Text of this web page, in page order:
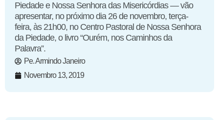
Piedade e Nossa Senhora das Misericórdias — vão
apresentar, no próximo dia 26 de novembro, terça-
feira, às 21h00, no Centro Pastoral de Nossa Senhora
da Piedade, o livro “Ourém, nos Caminhos da
Palavra”.
Pe. Armindo Janeiro
Novembro 13, 2019